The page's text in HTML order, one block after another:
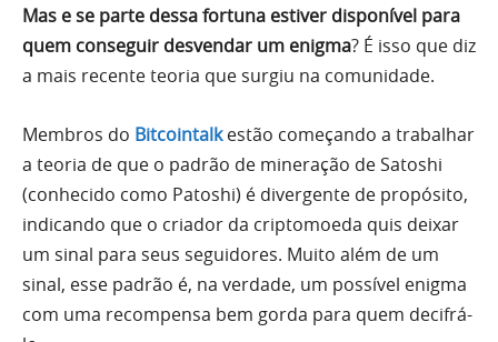
Mas e se parte dessa fortuna estiver disponível para
quem conseguir desvendar um enigma? É isso que diz
a mais recente teoria que surgiu na comunidade.
Membros do Bitcointalk estão começando a trabalhar
a teoria de que o padrão de mineração de Satoshi
(conhecido como Patoshi) é divergente de propósito,
indicando que o criador da criptomoeda quis deixar
um sinal para seus seguidores. Muito além de um
sinal, esse padrão é, na verdade, um possível enigma
com uma recompensa bem gorda para quem decifrá-